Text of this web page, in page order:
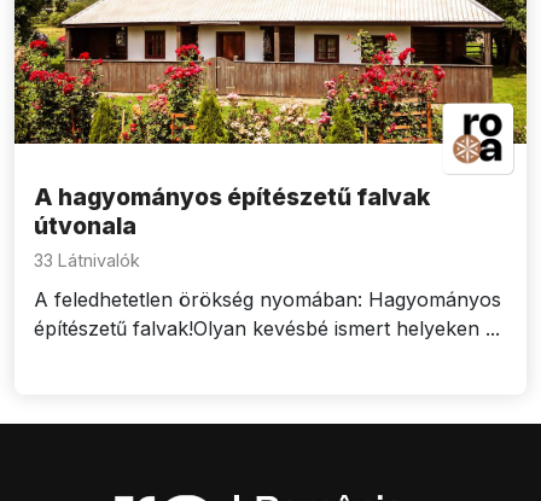
A hagyományos építészetű falvak
útvonala
33 Látnivalók
A feledhetetlen örökség nyomában: Hagyományos
építészetű falvak!Olyan kevésbé ismert helyeken ...